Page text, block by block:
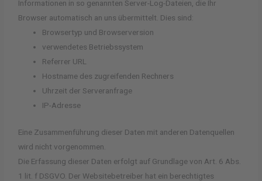
Informationen in so genannten Server-Log-Dateien, die Ihr
Browser automatisch an uns übermittelt. Dies sind:
Browsertyp und Browserversion
verwendetes Betriebssystem
Referrer URL
Hostname des zugreifenden Rechners
Uhrzeit der Serveranfrage
IP-Adresse
Eine Zusammenführung dieser Daten mit anderen Datenquellen
wird nicht vorgenommen.
Die Erfassung dieser Daten erfolgt auf Grundlage von Art. 6 Abs.
1 lit. f DSGVO. Der Websitebetreiber hat ein berechtigtes